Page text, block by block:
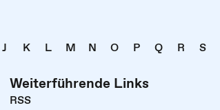
J K L M N O P Q R S
Weiterführende Links
RSS